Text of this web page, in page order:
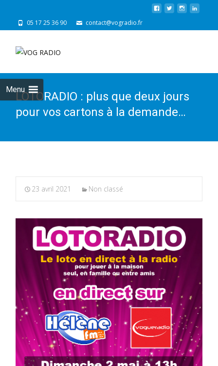
05 17 25 36 90 contact@vogradio.fr
Menu
LOTORADIO : plus que deux jours
pour vos cartons à la demande…
23 avril 2021 Non classé